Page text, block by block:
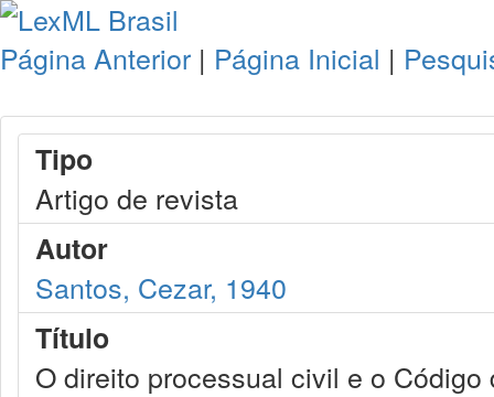
Página Anterior | Página Inicial |
Tipo
Artigo de revista
Autor
Santos, Cezar, 1940
Título
O direito processual civil e o